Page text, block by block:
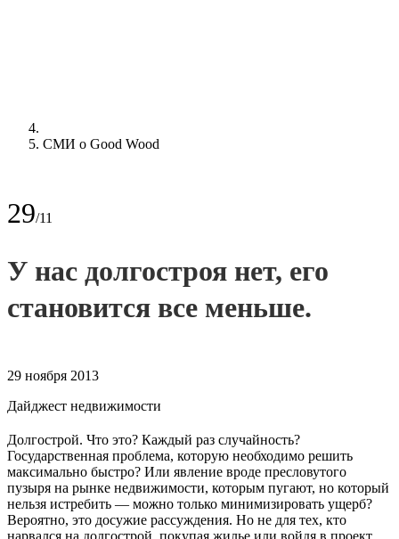
СМИ о Good Wood
29/11
У нас долгостроя нет, его
становится все меньше.
29 ноября 2013
Дайджест недвижимости
Долгострой. Что это? Каждый раз случайность?
Государственная проблема, которую необходимо решить
максимально быстро? Или явление вроде пресловутого
пузыря на рынке недвижимости, которым пугают, но который
нельзя истребить — можно только минимизировать ущерб?
Вероятно, это досужие рассуждения. Но не для тех, кто
нарвался на долгострой, покупая жилье или войдя в проект